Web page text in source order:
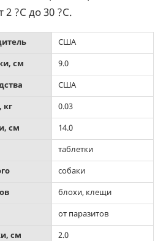
2 ?С до 30 ?С.
США
см
9.0
США
кг
0.03
см
14.0
таблетки
собаки
блохи, клещи
от паразитов
см
2.0